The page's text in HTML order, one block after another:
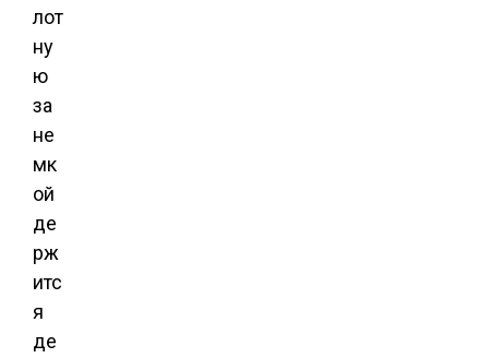
лот
ну
ю
за
не
мк
ой
де
рж
итс
я
де